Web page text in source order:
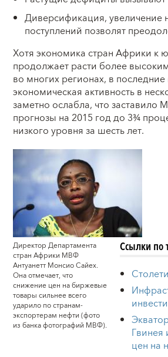
Диверсификация, увеличение
поступлений позволят
Хотя экономика стран Африки к
продолжает расти более
во многих регионах, в
экономическая активность в
заметно ослабла, что заставило
прогнозы на 2015 год до 3¾
низкого уровня за шесть лет.
Директор Департамента
стран Африки МВФ
Антуанетт Монсио Сайех.
Она отмечает, что
снижение цен на биржевые
товары сильнее всего
ударило по странам-
экспортерам нефти (фото
из банка фотографий МВФ).
Ссылки по
цен на